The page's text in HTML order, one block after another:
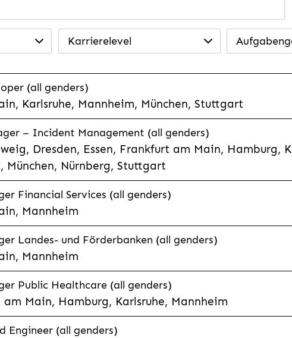
Karrierelevel
(all genders)
Karlsruhe, Mannheim, München, Stuttgart
– Incident Management (all genders)
Dresden, Essen, Frankfurt am Main, Hamburg,
München, Nürnberg, Stuttgart
Financial Services (all genders)
Mannheim
Landes- und Förderbanken (all genders)
Mannheim
Public Healthcare (all genders)
am Main, Hamburg, Karlsruhe, Mannheim
Engineer (all genders)